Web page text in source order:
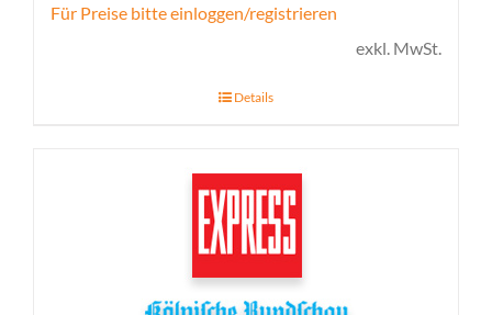
Für Preise bitte einloggen/registrieren
exkl. MwSt.
Details